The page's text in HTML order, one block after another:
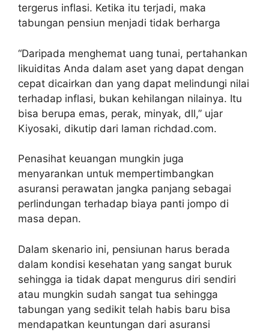
tergerus inflasi. Ketika itu terjadi, maka
tabungan pensiun menjadi tidak berharga
“Daripada menghemat uang tunai, pertahankan
likuiditas Anda dalam aset yang dapat dengan
cepat dicairkan dan yang dapat melindungi nilai
terhadap inflasi, bukan kehilangan nilainya. Itu
bisa berupa emas, perak, minyak, dll,” ujar
Kiyosaki, dikutip dari laman richdad.com.
Penasihat keuangan mungkin juga
menyarankan untuk mempertimbangkan
asuransi perawatan jangka panjang sebagai
perlindungan terhadap biaya panti jompo di
masa depan.
Dalam skenario ini, pensiunan harus berada
dalam kondisi kesehatan yang sangat buruk
sehingga ia tidak dapat mengurus diri sendiri
atau mungkin sudah sangat tua sehingga
tabungan yang sedikit telah habis baru bisa
mendapatkan keuntungan dari asuransi